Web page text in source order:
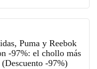
Puma y Reebok
-97%: el chollo más
-97%)